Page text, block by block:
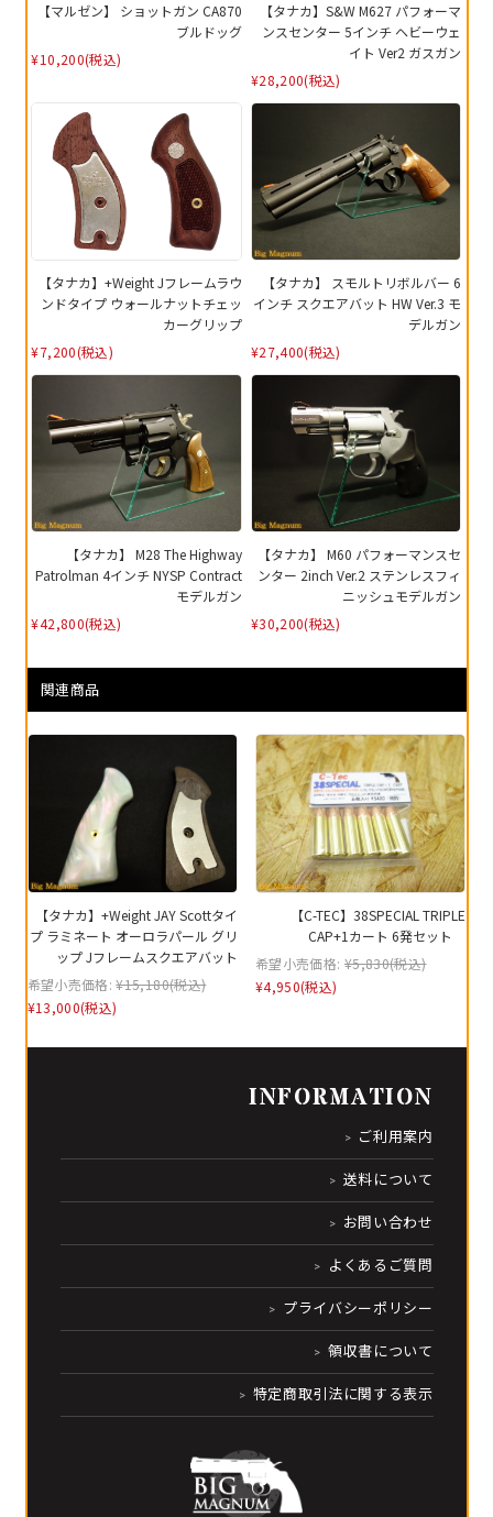
【マルゼン】 ショットガン CA870
ブルドッグ
¥10,200(税込)
【タナカ】S&W M627 パフォーマ
ンスセンター 5インチ ヘビーウェ
イト Ver2 ガスガン
¥28,200(税込)
【タナカ】+Weight Jフレームラウ
ンドタイプ ウォールナットチェッ
カーグリップ
¥7,200(税込)
【タナカ】 スモルトリボルバー 6
インチ スクエアバット HW Ver.3 モ
デルガン
¥27,400(税込)
【タナカ】 M28 The Highway
Patrolman 4インチ NYSP Contract
モデルガン
¥42,800(税込)
【タナカ】 M60 パフォーマンスセ
ンター 2inch Ver.2 ステンレスフィ
ニッシュモデルガン
¥30,200(税込)
関連商品
【タナカ】+Weight JAY Scottタイ
プ ラミネート オーロラパール グリ
ップ Jフレームスクエアバット
希望小売価格: ¥15,180(税込)
¥13,000(税込)
【C-TEC】38SPECIAL TRIPLE
CAP+1カート 6発セット
希望小売価格: ¥5,830(税込)
¥4,950(税込)
INFORMATION
ご利用案内
送料について
お問い合わせ
よくあるご質問
プライバシーポリシー
領収書について
特定商取引法に関する表示